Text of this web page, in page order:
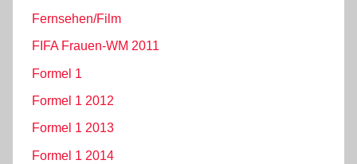
Fernsehen/Film
FIFA Frauen-WM 2011
Formel 1
Formel 1 2012
Formel 1 2013
Formel 1 2014